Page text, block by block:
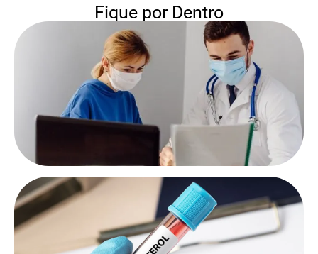
Fique por Dentro